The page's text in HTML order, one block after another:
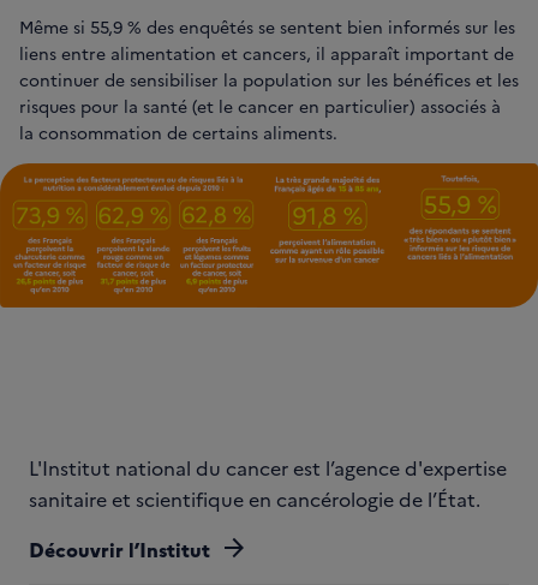
Même si 55,9 % des enquêtés se sentent bien informés sur les
liens entre alimentation et cancers, il apparaît important de
continuer de sensibiliser la population sur les bénéfices et les
risques pour la santé (et le cancer en particulier) associés à
la consommation de certains aliments.
L'Institut national du cancer est l’agence d'expertise
sanitaire et scientifique en cancérologie de l’État.
Découvrir l’Institut arrow_forward